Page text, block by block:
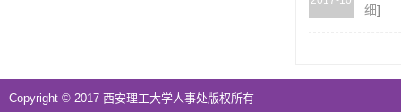
细]
Copyright © 2017 西安理工大学人事处版权所有